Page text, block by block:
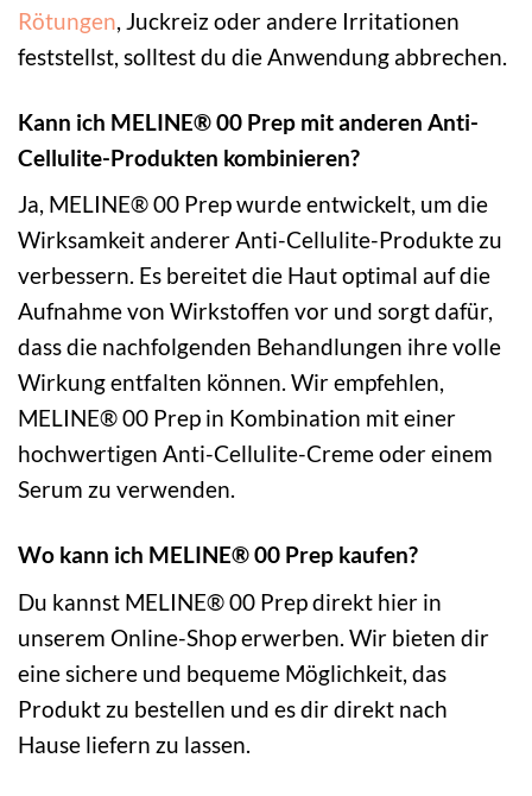
Rötungen, Juckreiz oder andere Irritationen
feststellst, solltest du die Anwendung abbrechen.
Kann ich MELINE® 00 Prep mit anderen Anti-
Cellulite-Produkten kombinieren?
Ja, MELINE® 00 Prep wurde entwickelt, um die
Wirksamkeit anderer Anti-Cellulite-Produkte zu
verbessern. Es bereitet die Haut optimal auf die
Aufnahme von Wirkstoffen vor und sorgt dafür,
dass die nachfolgenden Behandlungen ihre volle
Wirkung entfalten können. Wir empfehlen,
MELINE® 00 Prep in Kombination mit einer
hochwertigen Anti-Cellulite-Creme oder einem
Serum zu verwenden.
Wo kann ich MELINE® 00 Prep kaufen?
Du kannst MELINE® 00 Prep direkt hier in
unserem Online-Shop erwerben. Wir bieten dir
eine sichere und bequeme Möglichkeit, das
Produkt zu bestellen und es dir direkt nach
Hause liefern zu lassen.